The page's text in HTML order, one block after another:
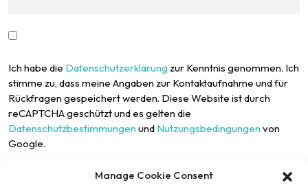
Manage Cookie Consent
Ich habe die Datenschutzerklärung zur Kenntnis genommen. Ich
stimme zu, dass meine Angaben zur Kontaktaufnahme und für
Rückfragen gespeichert werden. Diese Website ist durch
reCAPTCHA geschützt und es gelten die
Datenschutzbestimmungen und Nutzungsbedingungen von
Google.